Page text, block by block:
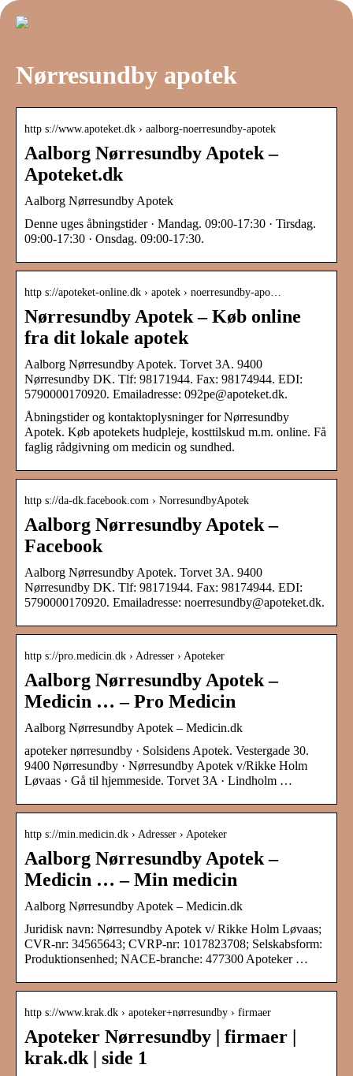
Nørresundby apotek
http s://www.apoteket.dk › aalborg-noerresundby-apotek
Aalborg Nørresundby Apotek –
Apoteket.dk
Aalborg Nørresundby Apotek
Denne uges åbningstider · Mandag. 09:00-17:30 · Tirsdag.
09:00-17:30 · Onsdag. 09:00-17:30.
http s://apoteket-online.dk › apotek › noerresundby-apo…
Nørresundby Apotek – Køb online
fra dit lokale apotek
Aalborg Nørresundby Apotek. Torvet 3A. 9400
Nørresundby DK. Tlf: 98171944. Fax: 98174944. EDI:
5790000170920. Emailadresse: 092pe@apoteket.dk.
Åbningstider og kontaktoplysninger for Nørresundby
Apotek. Køb apotekets hudpleje, kosttilskud m.m. online. Få
faglig rådgivning om medicin og sundhed.
http s://da-dk.facebook.com › NorresundbyApotek
Aalborg Nørresundby Apotek –
Facebook
Aalborg Nørresundby Apotek. Torvet 3A. 9400
Nørresundby DK. Tlf: 98171944. Fax: 98174944. EDI:
5790000170920. Emailadresse: noerresundby@apoteket.dk.
http s://pro.medicin.dk › Adresser › Apoteker
Aalborg Nørresundby Apotek –
Medicin … – Pro Medicin
Aalborg Nørresundby Apotek – Medicin.dk
apoteker nørresundby · Solsidens Apotek. Vestergade 30.
9400 Nørresundby · Nørresundby Apotek v/Rikke Holm
Løvaas · Gå til hjemmeside. Torvet 3A · Lindholm …
http s://min.medicin.dk › Adresser › Apoteker
Aalborg Nørresundby Apotek –
Medicin … – Min medicin
Aalborg Nørresundby Apotek – Medicin.dk
Juridisk navn: Nørresundby Apotek v/ Rikke Holm Løvaas;
CVR-nr: 34565643; CVRP-nr: 1017823708; Selskabsform:
Produktionsenhed; NACE-branche: 477300 Apoteker …
http s://www.krak.dk › apoteker+nørresundby › firmaer
Apoteker Nørresundby | firmaer |
krak.dk | side 1